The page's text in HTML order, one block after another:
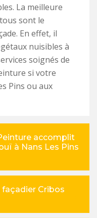
La meilleure
sont le
En effet, il
nuisibles à
soignés de
si votre
Pins ou aux
accomplit
à Nans Les Pins
Cribos